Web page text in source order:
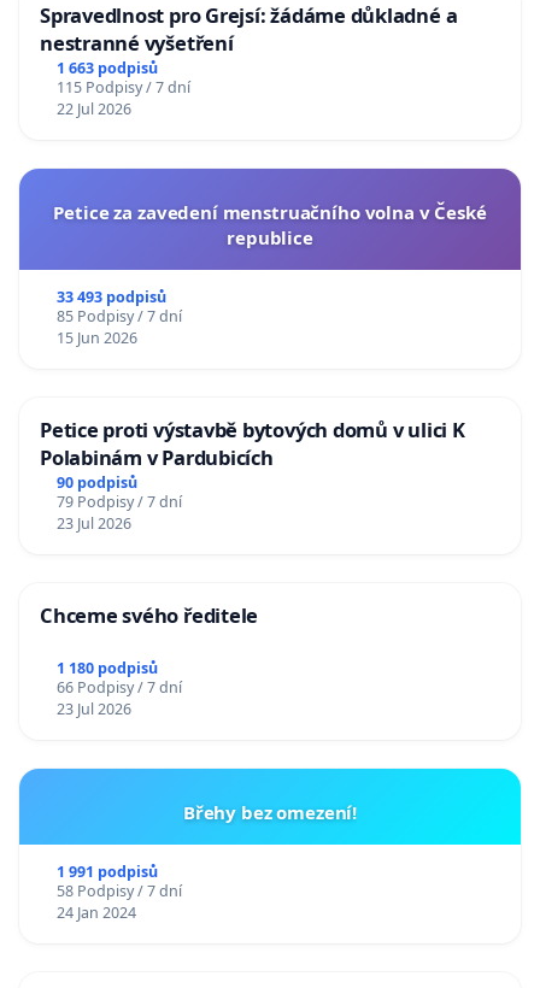
Spravedlnost pro Grejsí: žádáme důkladné a
nestranné vyšetření
1 663 podpisů
115 Podpisy / 7 dní
22 Jul 2026
Petice za zavedení menstruačního volna v České
republice
33 493 podpisů
85 Podpisy / 7 dní
15 Jun 2026
Petice proti výstavbě bytových domů v ulici K
Polabinám v Pardubicích
90 podpisů
79 Podpisy / 7 dní
23 Jul 2026
Chceme svého ředitele
1 180 podpisů
66 Podpisy / 7 dní
23 Jul 2026
Břehy bez omezení!
1 991 podpisů
58 Podpisy / 7 dní
24 Jan 2024